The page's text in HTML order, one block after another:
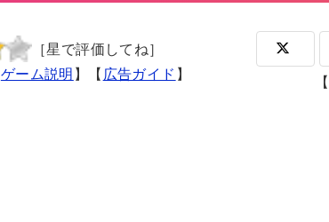
［星で評価してね］
ゲーム説明 】【 広告ガイド 】
【